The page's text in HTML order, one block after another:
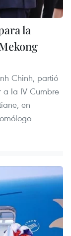
la
Chinh, partió
a la IV Cumbre
en